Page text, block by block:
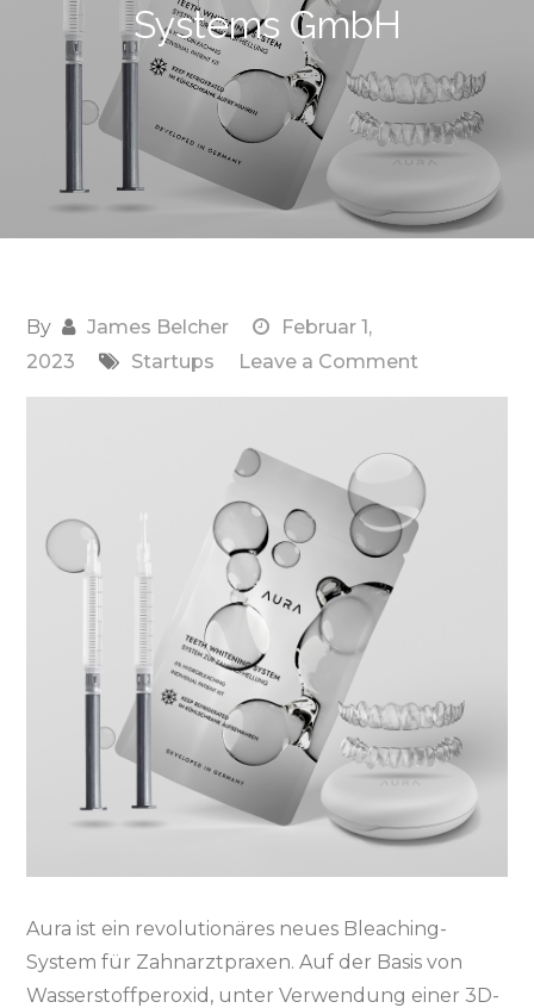
Systems GmbH
By James Belcher
Februar 1,
2023
Startups Leave a Comment
Aura
Aura ist ein revolutionäres neues Bleaching-
System für Zahnarztpraxen. Auf der Basis von
Wasserstoffperoxid, unter Verwendung einer 3D-